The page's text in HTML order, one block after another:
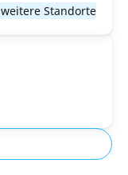
Standorte